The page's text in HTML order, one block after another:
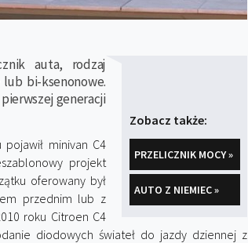
Zobacz także:
PRZELICZNIK MOCY »
AUTO Z NIEMIEC »
auta, rodzaj
bi-ksenonowe.
generacji
minivan C4
projekt
oferowany był
przednim lub z
roku Citroen C4
diodowych świateł do jazdy dziennej z